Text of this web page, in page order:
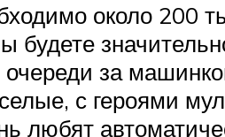
около 200
будете
очереди за
с героями
любят